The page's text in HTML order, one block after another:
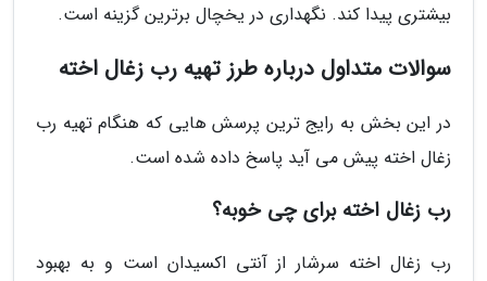
بیشتری پیدا کند. نگهداری در یخچال برترین گزینه است.
سوالات متداول درباره طرز تهیه رب زغال اخته
در این بخش به رایج ترین پرسش هایی که هنگام تهیه رب
زغال اخته پیش می آید پاسخ داده شده است.
رب زغال اخته برای چی خوبه؟
رب زغال اخته سرشار از آنتی اکسیدان است و به بهبود